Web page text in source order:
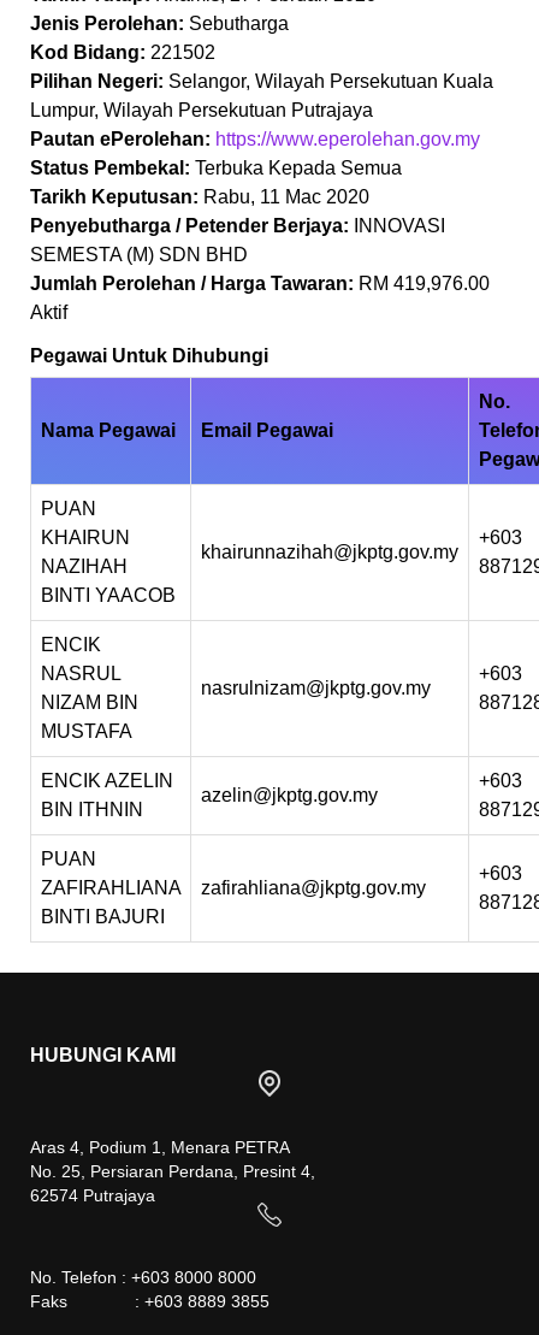
Jenis Perolehan: Sebutharga
Kod Bidang: 221502
Pilihan Negeri: Selangor, Wilayah Persekutuan Kuala
Lumpur, Wilayah Persekutuan Putrajaya
Pautan ePerolehan: https://www.eperolehan.gov.my
Status Pembekal: Terbuka Kepada Semua
Tarikh Keputusan: Rabu, 11 Mac 2020
Penyebutharga / Petender Berjaya:
INNOVASI
SEMESTA (M) SDN BHD
Jumlah Perolehan / Harga Tawaran: RM 419,976.00
Aktif
Pegawai Untuk Dihubungi
Nama Pegawai Email Pegawai
No.
PUAN
KHAIRUN
NAZIHAH
BINTI YAACOB
khairunnazihah@jkptg.gov.my
+603
ENCIK
NASRUL
NIZAM BIN
MUSTAFA
nasrulnizam@jkptg.gov.my
+603
ENCIK AZELIN
BIN ITHNIN
azelin@jkptg.gov.my
+603
PUAN
ZAFIRAHLIANA
BINTI BAJURI
zafirahliana@jkptg.gov.my
+603
HUBUNGI KAMI
Aras 4, Podium 1, Menara PETRA
No. 25, Persiaran Perdana, Presint 4,
62574 Putrajaya
No. Telefon : +603 8000 8000
Faks : +603 8889 3855